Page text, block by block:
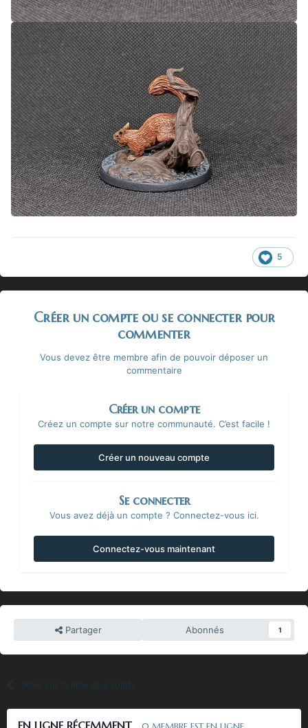
5
Créer un compte ou se connecter pour
commenter
Vous devez être membre afin de pouvoir déposer un
commentaire
Créer un compte
Créez un compte sur notre communauté. C’est facile !
Créer un nouveau compte
Se connecter
Vous avez déjà un compte ? Connectez-vous ici.
Connectez-vous maintenant
Partager Abonnés 1
Aller sur la liste des sujets